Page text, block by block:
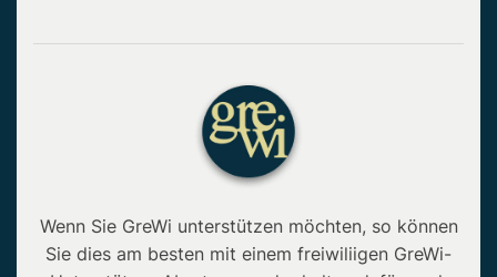
Wenn Sie GreWi unterstützen möchten, so können
Sie dies am besten mit einem freiwiliigen GreWi-